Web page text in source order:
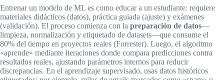
Entrenar un modelo de ML es como educar a un estudiante: requiere
materiales didácticos (datos), práctica guiada (ajuste) y exámenes
(validación). El proceso comienza con la preparación de datos—
limpieza, normalización y etiquetado de datasets—que consume el
80% del tiempo en proyectos reales (Forrester). Luego, el algoritmo
«aprende» mediante iteraciones donde compara predicciones contra
resultados reales, ajustando parámetros internos para reducir
discrepancias. En el aprendizaje supervisado, usas datos históricos